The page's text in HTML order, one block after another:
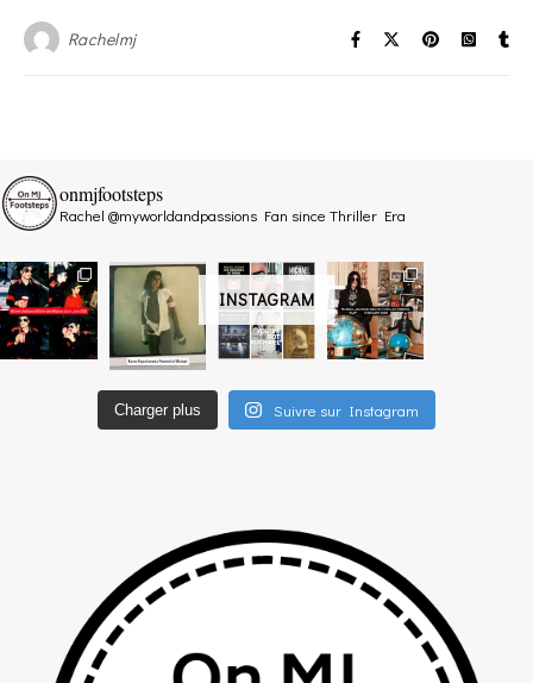
Rachelmj
INSTAGRAM
onmjfootsteps
Rachel @myworldandpassions Fan since Thriller Era
Charger plus Suivre sur Instagram